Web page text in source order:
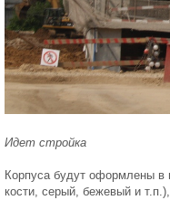
Идет стройка
Корпуса будут оформлены в
кости, серый, бежевый и